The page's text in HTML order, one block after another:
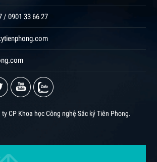
/ 0901 33 66 27
CP Khoa học Công nghệ Sắc ký Tiên Phong.